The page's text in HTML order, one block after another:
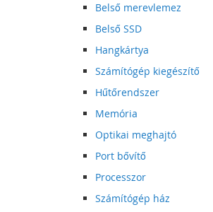
Belső merevlemez
Belső SSD
Hangkártya
Számítógép kiegészítő
Hűtőrendszer
Memória
Optikai meghajtó
Port bővítő
Processzor
Számítógép ház